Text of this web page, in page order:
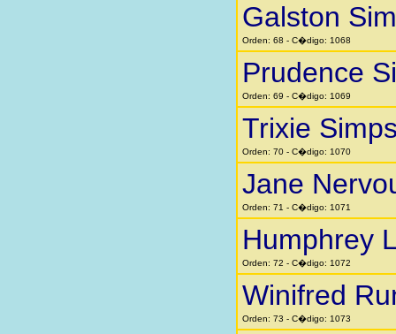
Galston
Orden: 68 - C�digo: 1068
Prudence
Orden: 69 - C�digo: 1069
Trixie
Orden: 70 - C�digo: 1070
Jane
Orden: 71 - C�digo: 1071
Humphrey
Orden: 72 - C�digo: 1072
Winifred
Orden: 73 - C�digo: 1073